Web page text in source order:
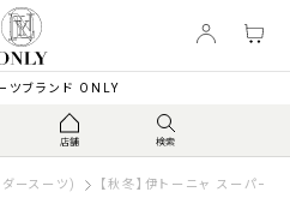
ツブランド ONLY
ースーツ) 【秋冬】伊トーニャ スーパー